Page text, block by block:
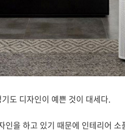
도 디자인이 예쁜 것이 대세다.
인을 하고 있기 때문에 인테리어